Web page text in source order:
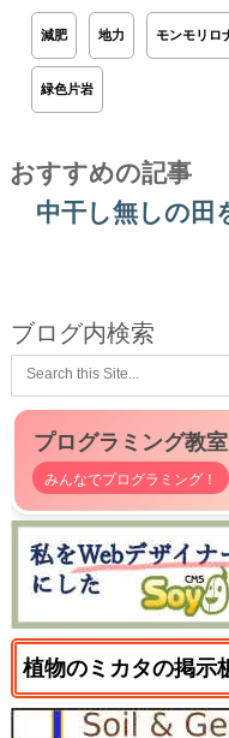
減肥 地力 モンモリロ
緑色片岩
おすすめの記事
中干し無しの田
ブログ内検索
プログラミング教室
みんなでプログラミング！
植物のミカタの掲示